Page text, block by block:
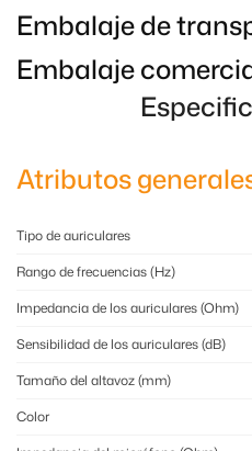
Embalaje de
Embalaje
Atributos
Tipo de auriculares
Rango de frecuencias (Hz)
Impedancia de los auriculares (Ohm)
Sensibilidad de los auriculares (dB)
Tamaño del altavoz (mm)
Color